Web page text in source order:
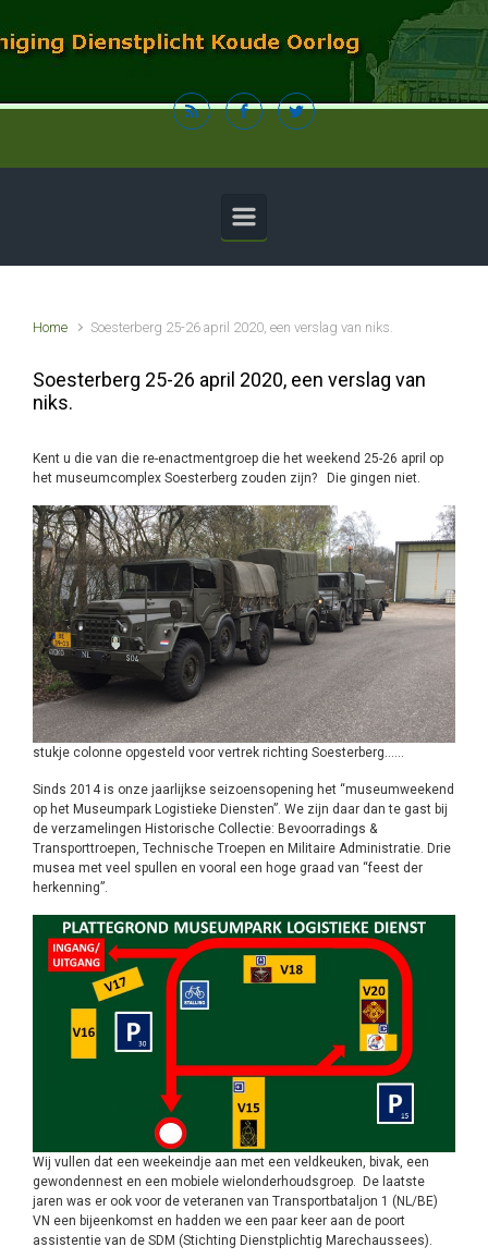
Home Soesterberg 25-26 april 2020, een verslag van niks.
Soesterberg 25-26 april 2020, een verslag van
niks.
Kent u die van die re-enactmentgroep die het weekend 25-26 april op
het museumcomplex Soesterberg zouden zijn? Die gingen niet.
stukje colonne opgesteld voor vertrek richting Soesterberg……
Sinds 2014 is onze jaarlijkse seizoensopening het “museumweekend
op het Museumpark Logistieke Diensten”. We zijn daar dan te gast bij
de verzamelingen Historische Collectie: Bevoorradings &
Transporttroepen, Technische Troepen en Militaire Administratie. Drie
musea met veel spullen en vooral een hoge graad van “feest der
herkenning”.
Wij vullen dat een weekeindje aan met een veldkeuken, bivak, een
gewondennest en een mobiele wielonderhoudsgroep. De laatste
jaren was er ook voor de veteranen van Transportbataljon 1 (NL/BE)
VN een bijeenkomst en hadden we een paar keer aan de poort
assistentie van de SDM (Stichting Dienstplichtig Marechaussees).